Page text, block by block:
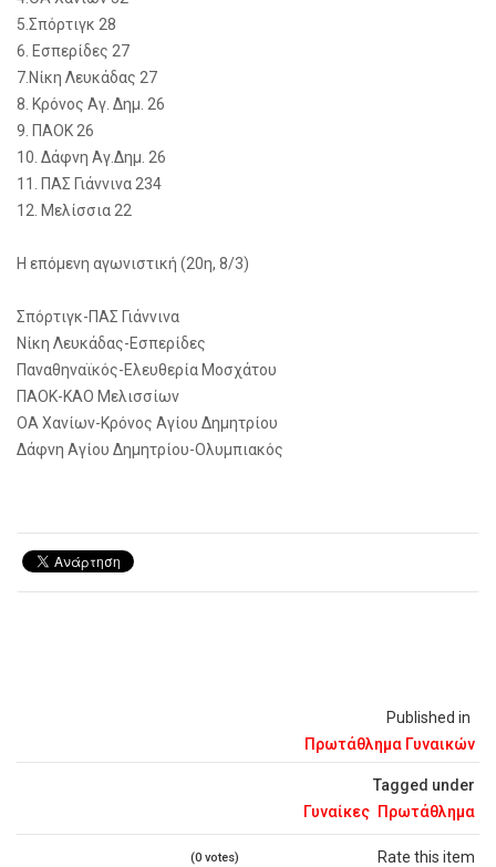
Published in
Πρωτάθλημα Γυναικών
Tagged under
Γυναίκες Πρωτάθλημα
Rate this item
(0 votes)
5.Σπόρτιγκ 28
6. Εσπερίδες 27
7.Νίκη Λευκάδας 27
8. Κρόνος Αγ. Δημ. 26
9. ΠΑΟΚ 26
10. Δάφνη Αγ.Δημ. 26
11. ΠΑΣ Γιάννινα 234
12. Μελίσσια 22
Η επόμενη αγωνιστική (20η, 8/3)
Σπόρτιγκ-ΠΑΣ Γιάννινα
Νίκη Λευκάδας-Εσπερίδες
Παναθηναϊκός-Ελευθερία Μοσχάτου
ΠΑΟΚ-ΚΑΟ Μελισσίων
ΟΑ Χανίων-Κρόνος Αγίου Δημητρίου
Δάφνη Αγίου Δημητρίου-Ολυμπιακός